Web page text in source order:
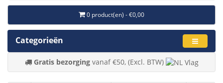
0 product(en) - €0,00
Categorieën
Gratis bezorgingvanaf €50, (Excl. BTW)